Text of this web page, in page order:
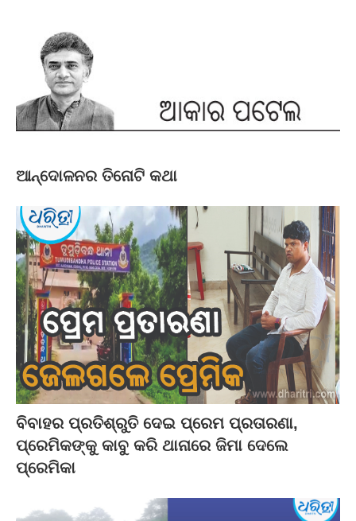
ଆନ୍ଦୋଳନର ତିନୋଟି କଥା
ବିବାହର ପ୍ରତିଶ୍ରୁତି ଦେଇ ପ୍ରେମ ପ୍ରତାରଣା,
ପ୍ରେମିକଙ୍କୁ କାବୁ କରି ଥାନାରେ ଜିମା ଦେଲେ
ପ୍ରେମିକା